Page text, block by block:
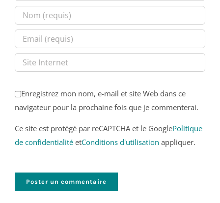
Enregistrez mon nom, e-mail et site Web dans ce
navigateur pour la prochaine fois que je commenterai.
Ce site est protégé par reCAPTCHA et le GooglePolitique
de confidentialité etConditions d'utilisation appliquer.